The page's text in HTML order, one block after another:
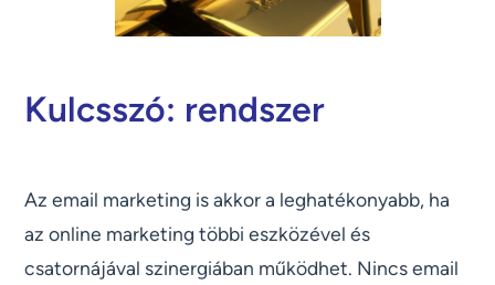
Kulcsszó: rendszer
Az email marketing is akkor a leghatékonyabb, ha
az online marketing többi eszközével és
csatornájával szinergiában működhet. Nincs email